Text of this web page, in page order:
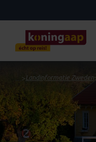
> Landinformatie Zweden